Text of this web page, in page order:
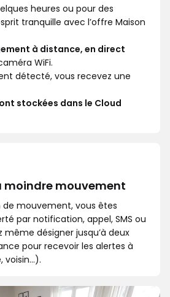
heures ou pour des
tranquille avec l’offre Maison
à distance, en direct
WiFi.
détecté, vous recevez une
stockées dans le Cloud
moindre mouvement
mouvement, vous êtes
par notification, appel, SMS ou
désigner jusqu’à deux
pour recevoir les alertes à